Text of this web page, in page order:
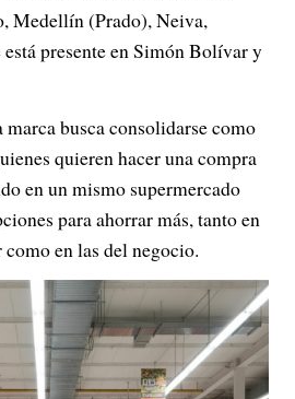
Medellín (Prado), Neiva,
presente en Simón Bolívar y
busca consolidarse como
quieren hacer una compra
en un mismo supermercado
para ahorrar más, tanto en
en las del negocio.